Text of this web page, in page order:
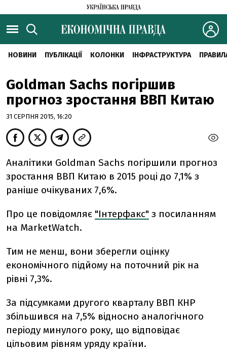
НОВИНИ ПУБЛІКАЦІЇ КОЛОНКИ ІНФРАСТРУКТУРА
Goldman Sachs погіршив
прогноз зростання ВВП Китаю
31 СЕРПНЯ 2015, 16:20
Аналітики Goldman Sachs погіршили прогноз
зростання ВВП Китаю в 2015 році до 7,1% з
раніше очікуваних 7,6%.
Про це повідомляє "Інтерфакс" з посиланням
на MarketWatch.
Тим не менш, вони зберегли оцінку
економічного підйому на поточний рік на
рівні 7,3%.
За підсумками другого кварталу ВВП КНР
збільшився на 7,5% відносно аналогічного
періоду минулого року, що відповідає
цільовим рівням уряду країни.